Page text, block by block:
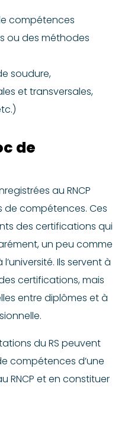
compétences
ou des méthodes
soudure,
et transversales,
de
au RNCP
compétences. Ces
des certifications qui
un peu comme
Ils servent à
certifications, mais
entre diplômes et à
du RS peuvent
compétences d’une
RNCP et en constituer